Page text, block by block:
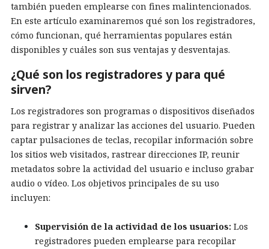
también pueden emplearse con fines malintencionados.
En este artículo examinaremos qué son los registradores,
cómo funcionan, qué herramientas populares están
disponibles y cuáles son sus ventajas y desventajas.
¿Qué son los registradores y para qué
sirven?
Los registradores son programas o dispositivos diseñados
para registrar y analizar las acciones del usuario. Pueden
captar pulsaciones de teclas, recopilar información sobre
los sitios web visitados, rastrear direcciones IP, reunir
metadatos sobre la actividad del usuario e incluso grabar
audio o vídeo. Los objetivos principales de su uso
incluyen:
Supervisión de la actividad de los usuarios: Los
registradores pueden emplearse para recopilar